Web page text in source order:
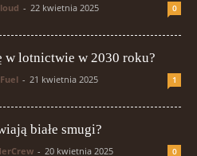
- 22 kwietnia 2025 0
w lotnictwie w 2030 roku?
- 21 kwietnia 2025 1
białe smugi?
- 20 kwietnia 2025 0